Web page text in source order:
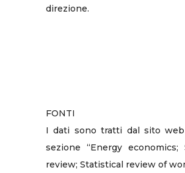
direzione.
FONTI
I dati sono tratti dal sito
sezione “Energy economics;
review; Statistical review of